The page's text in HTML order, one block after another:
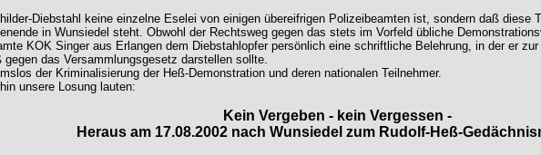
Diebstahl keine einzelne Eselei von einigen übereifrigen Polizeibeamten ist, sondern daß diese
in Wunsiedel steht. Obwohl der Rechtsweg gegen das stets im Vorfeld übliche
KOK Singer aus Erlangen dem Diebstahlopfer persönlich eine schriftliche Belehrung, in der er
das Versammlungsgesetz darstellen sollte.
der Kriminalisierung der Heß-Demonstration und deren nationalen Teilnehmer.
unsere Losung lauten:
Kein Vergeben - kein Vergessen -
Heraus am 17.08.2002 nach Wunsiedel zum Rudolf-Heß-